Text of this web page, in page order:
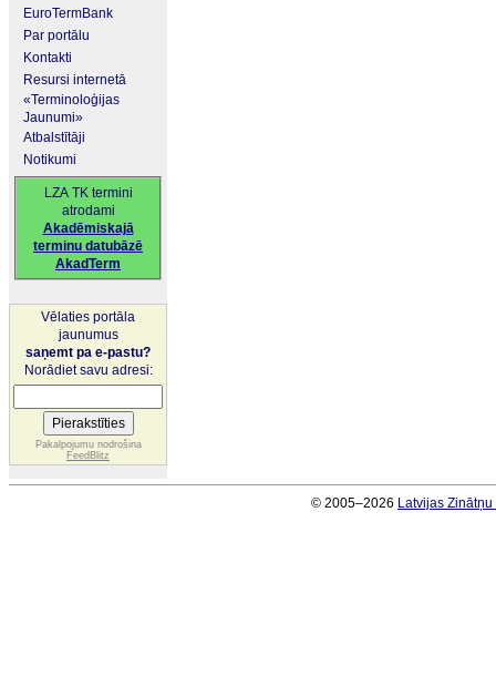
EuroTermBank
Par portālu
Kontakti
Resursi internetā
«Terminoloģijas
Jaunumi»
Atbalstītāji
Notikumi
LZA TK termini
atrodami
Akadēmiskajā
terminu datubāzē
AkadTerm
Vēlaties portāla
jaunumus
saņemt pa e-pastu?
Norādiet savu adresi:
Pakalpojumu nodrošina
FeedBlitz
© 2005–2026 Latvijas